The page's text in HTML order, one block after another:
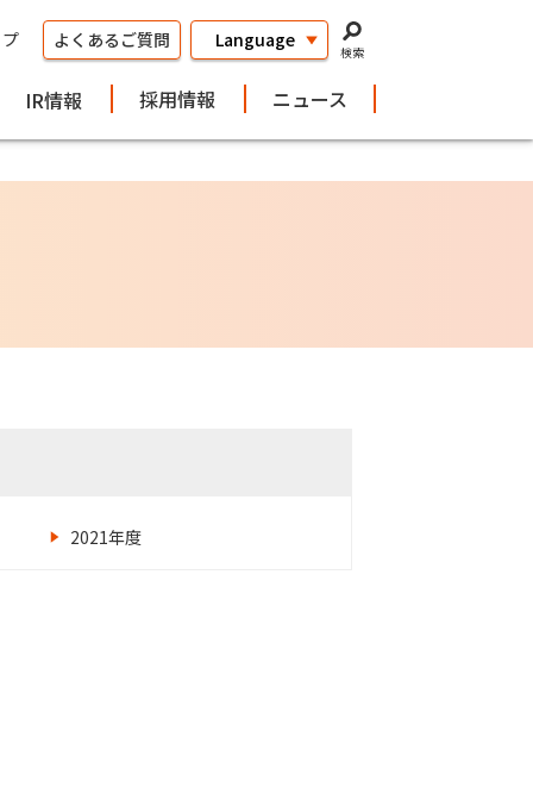
よくあるご質問
検索
IR情報 採用情報 ニュース
2021年度